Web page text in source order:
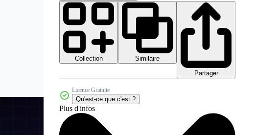
Collection
Similaire
Partager
Licence Gratuite
Qu'est-ce que c'est ?
Plus d'infos